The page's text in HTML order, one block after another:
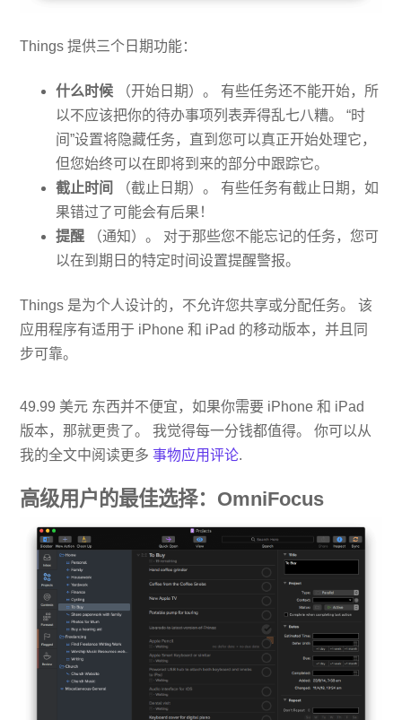
Things 提供三个日期功能：
什么时候 （开始日期）。 有些任务还不能开始，所
以不应该把你的待办事项列表弄得乱七八糟。 “时
间”设置将隐藏任务，直到您可以真正开始处理它，
但您始终可以在即将到来的部分中跟踪它。
截止时间
（截止日期）。 有些任务有截止日期，如
果错过了可能会有后果！
提醒 （通知）。 对于那些您不能忘记的任务，您可
以在到期日的特定时间设置提醒警报。
Things 是为个人设计的，不允许您共享或分配任务。 该
应用程序有适用于 iPhone 和 iPad 的移动版本，并且同
步可靠。
49.99 美元 东西并不便宜，如果你需要 iPhone 和 iPad
版本，那就更贵了。 我觉得每一分钱都值得。 你可以从
我的全文中阅读更多事物应用评论.
高级用户的最佳选择：OmniFocus